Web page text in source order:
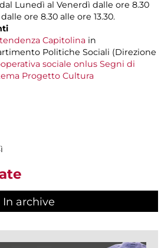
Lunedì al Venerdì dalle ore 8.30
ore 8.30 alle ore 13.30.
Capitolina in
Politiche Sociali (Direzione
sociale onlus Segni di
Progetto Cultura
In archive